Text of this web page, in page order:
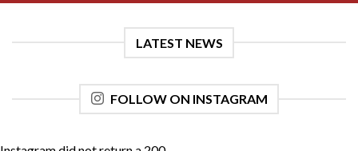
LATEST NEWS
FOLLOW ON INSTAGRAM